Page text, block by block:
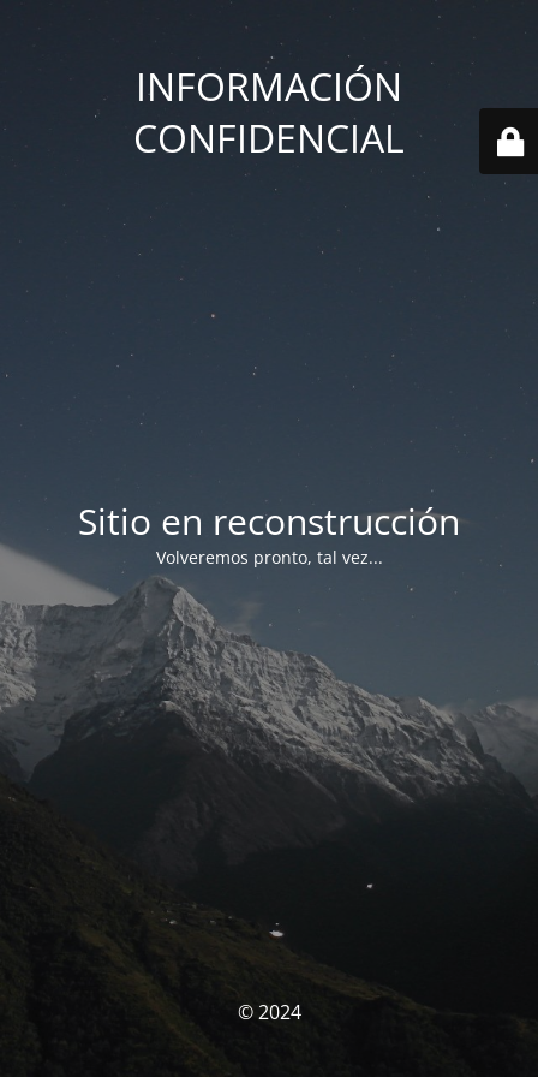
INFORMACIÓN
CONFIDENCIAL
Sitio en reconstrucción
Volveremos pronto, tal vez...
© 2024